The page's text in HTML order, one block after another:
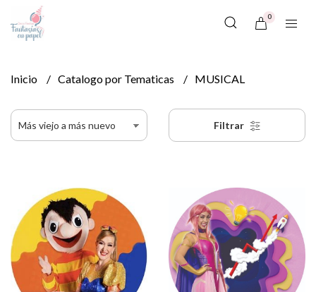
0
Inicio Catalogo por Tematicas MUSICAL
Filtrar